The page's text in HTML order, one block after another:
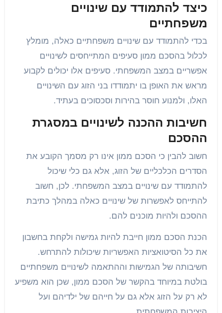
כיצד להתמודד עם שינויים
משפחתיים
בכדי להתמודד עם שינויים משפחתיים כאלה, מומלץ
לכלול בהסכם ממון סעיפים המתייחסים לשינויים
אפשריים במצב המשפחתי. סעיפים אלו יכולים לקבוע
מראש את האופן בו יתמודדו בני הזוג עם השינויים
האלו, ולמנוע חוסר בהירות וסכסוכים בעתיד.
חשיבות ההכנה לשינויים במסגרת
ההסכם
חשוב להבין כי הסכם ממון אינו רק מסמך הקובע את
הסדרים הכלכליים של הזוג, אלא גם כלי שיכול
להתמודד עם שינויים במצב המשפחתי. לכן, חשוב
להתייחס לאפשרות של שינויים כאלה במהלך כתיבת
ההסכם ולהיות מוכנים להם.
הכנת הסכם ממון חייבת להיות גמישה ולקחת בחשבון
את כל הסיטואציות האפשריות שיכולות להתרחש.
חשיבותה של הגמישות וההתאמה לשינויים משפחתיים
בולטת במיוחד בהקשר של הסכם ממון, שכן הוא משפיע
לא רק על הזוג אלא גם על חייהם של ילדיהם ועל